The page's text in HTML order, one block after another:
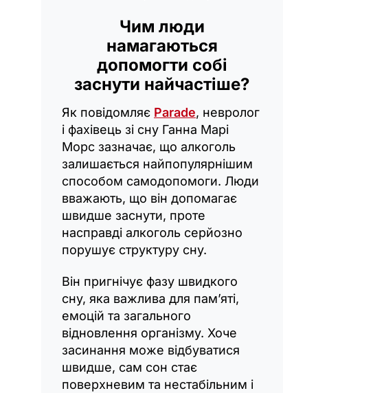
Чим люди
намагаються
допомогти собі
заснути найчастіше?
Як повідомляє Parade, невролог
і фахівець зі сну Ганна Марі
Морс зазначає, що алкоголь
залишається найпопулярнішим
способом самодопомоги. Люди
вважають, що він допомагає
швидше заснути, проте
насправді алкоголь серйозно
порушує структуру сну.
Він пригнічує фазу швидкого
сну, яка важлива для пам’яті,
емоцій та загального
відновлення організму. Хоче
засинання може відбуватися
швидше, сам сон стає
поверхневим та нестабільним і